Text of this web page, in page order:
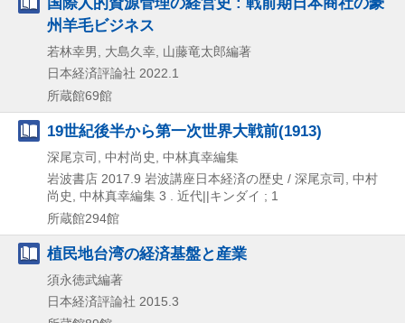
州羊毛ビジネス
若林幸男, 大島久幸, 山藤竜太郎編著
日本経済評論社 2022.1
所蔵館69館
19世紀後半から第一次世界大戦前(1913)
深尾京司, 中村尚史, 中林真幸編集
岩波書店 2017.9 岩波講座日本経済の歴史 / 深尾京司,
中村
尚史,
中林真幸編集 3 . 近代||キンダイ ; 1
所蔵館294館
植民地台湾の経済基盤と産業
須永徳武編著
日本経済評論社 2015.3